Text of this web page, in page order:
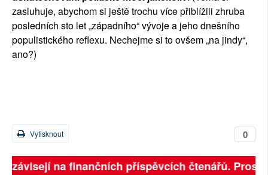
zasluhuje, abychom si ještě trochu více přiblížili zhruba
posledních sto let „západního“ vývoje a jeho dnešního
populistického reflexu. Nechejme si to ovšem „na jindy“,
ano?)
0
Vytisknout
na finančních příspěvcích čtenářů.